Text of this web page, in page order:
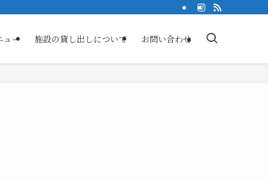
ュー 施設の貸し出しについて お問い合わせ